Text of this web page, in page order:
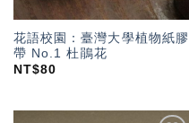
花語校園：臺灣大學植物紙膠
帶 No.1 杜鵑花
NT$80